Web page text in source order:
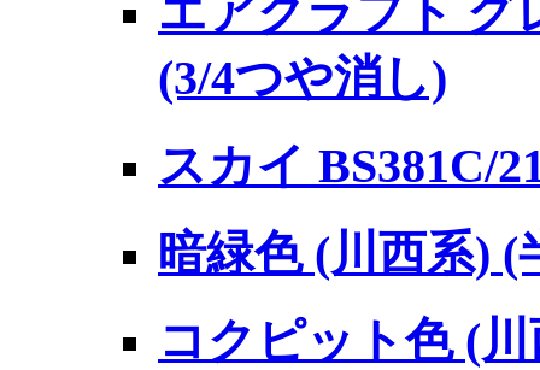
エアクラフト グ
(3/4つや消し)
スカイ BS381C/
暗緑色 (川西系) (
コクピット色 (